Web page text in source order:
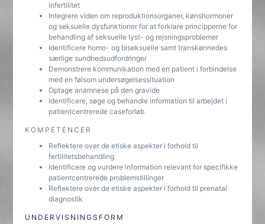
infertilitet
Integrere viden om reproduktionsorganer, kønshormoner
og seksuelle dysfunktioner for at forklare principperne for
behandling af seksuelle lyst- og rejsningsproblemer
Identificere homo- og biseksuelle samt transkønnedes
særlige sundhedsudfordringer
Demonstrere kommunikation med en patient i forbindelse
med en følsom undersøgelsessituation
Optage anamnese på den gravide
Identificere, søge og behandle information til arbejdet i
patientcentrerede caseforløb
KOMPETENCER
Reflektere over de etiske aspekter i forhold til
fertilitetsbehandling
Identificere og vurdere information relevant for specifikke
patientcentrerede problemstillinger
Reflektere over de etiske aspekter i forhold til prenatal
diagnostik
UNDERVISNINGSFORM